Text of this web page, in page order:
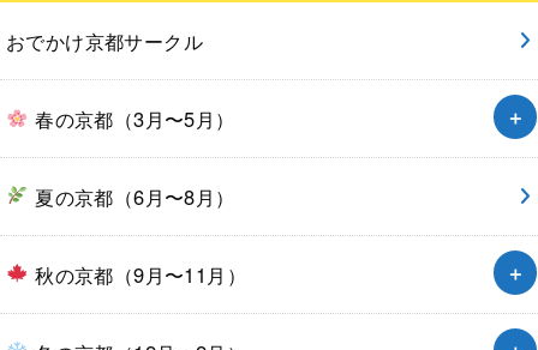
おでかけ京都サークル
春の京都（3月〜5月）
夏の京都（6月〜8月）
秋の京都（9月〜11月）